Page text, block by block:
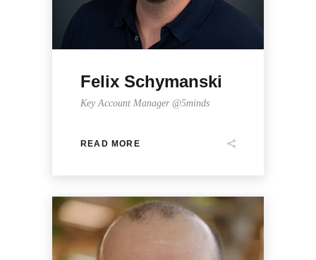
Felix Schymanski
Key Account Manager @5minds
READ MORE